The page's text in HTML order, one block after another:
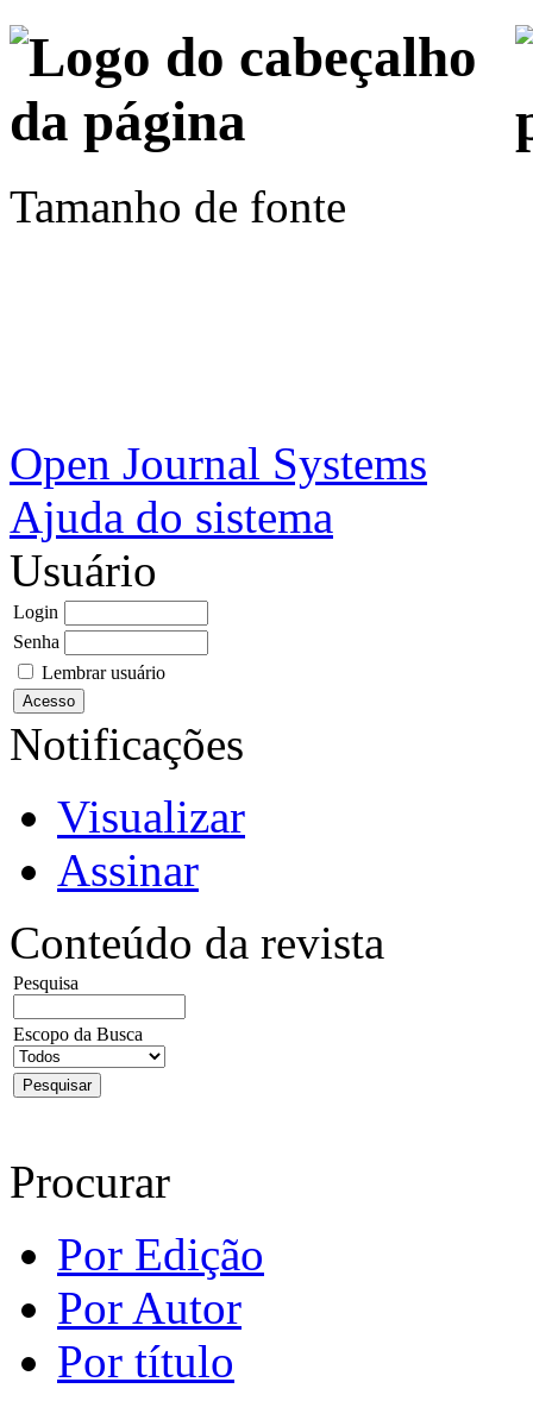
Tamanho de fonte
Open Journal Systems
Ajuda do sistema
Usuário
Login
Senha
Lembrar usuário
Notificações
Visualizar
Assinar
Conteúdo da revista
Pesquisa
Escopo da Busca
Procurar
Por Edição
Por Autor
Por título